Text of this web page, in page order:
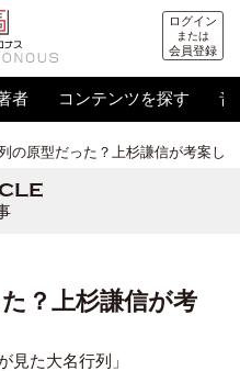
ログイン
または
会員登録
者 コンテンツを探す 音
の原型だった？上杉謙信が考案し
？上杉謙信が考
見た大名行列」